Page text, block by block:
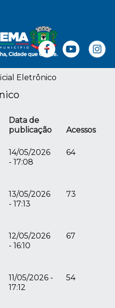
Eletrônico
Data de
publicação
Acessos
14/05/2026
- 17:08
64
13/05/2026
- 17:13
73
12/05/2026
- 16:10
67
11/05/2026 -
17:12
54